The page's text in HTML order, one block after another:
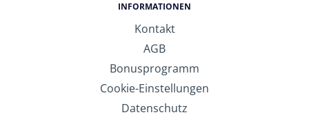
INFORMATIONEN
Kontakt
AGB
Bonusprogramm
Cookie-Einstellungen
Datenschutz